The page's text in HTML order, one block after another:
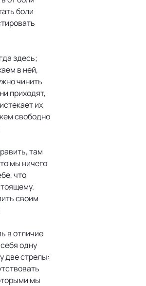
боли
здесь;
в ней,
чинить
приходят,
их
свободно
там
мы ничего
что
своим
в отличие
одну
две стрелы:
мы